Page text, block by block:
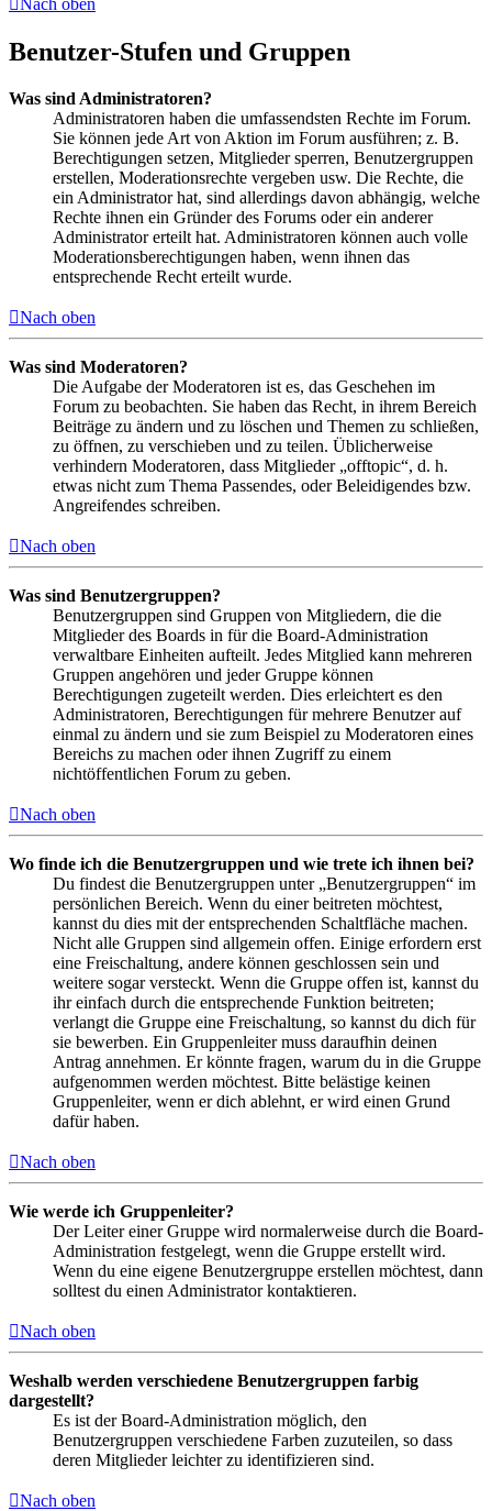
Nach oben
Benutzer-Stufen und Gruppen
Was sind Administratoren?
Administratoren haben die umfassendsten Rechte im Forum.
Sie können jede Art von Aktion im Forum ausführen; z. B.
Berechtigungen setzen, Mitglieder sperren, Benutzergruppen
erstellen, Moderationsrechte vergeben usw. Die Rechte, die
ein Administrator hat, sind allerdings davon abhängig, welche
Rechte ihnen ein Gründer des Forums oder ein anderer
Administrator erteilt hat. Administratoren können auch volle
Moderationsberechtigungen haben, wenn ihnen das
entsprechende Recht erteilt wurde.
Nach oben
Was sind Moderatoren?
Die Aufgabe der Moderatoren ist es, das Geschehen im
Forum zu beobachten. Sie haben das Recht, in ihrem Bereich
Beiträge zu ändern und zu löschen und Themen zu schließen,
zu öffnen, zu verschieben und zu teilen. Üblicherweise
verhindern Moderatoren, dass Mitglieder „offtopic“, d. h.
etwas nicht zum Thema Passendes, oder Beleidigendes bzw.
Angreifendes schreiben.
Nach oben
Was sind Benutzergruppen?
Benutzergruppen sind Gruppen von Mitgliedern, die die
Mitglieder des Boards in für die Board-Administration
verwaltbare Einheiten aufteilt. Jedes Mitglied kann mehreren
Gruppen angehören und jeder Gruppe können
Berechtigungen zugeteilt werden. Dies erleichtert es den
Administratoren, Berechtigungen für mehrere Benutzer auf
einmal zu ändern und sie zum Beispiel zu Moderatoren eines
Bereichs zu machen oder ihnen Zugriff zu einem
nichtöffentlichen Forum zu geben.
Nach oben
Wo finde ich die Benutzergruppen und wie trete ich ihnen bei?
Du findest die Benutzergruppen unter „Benutzergruppen“ im
persönlichen Bereich. Wenn du einer beitreten möchtest,
kannst du dies mit der entsprechenden Schaltfläche machen.
Nicht alle Gruppen sind allgemein offen. Einige erfordern erst
eine Freischaltung, andere können geschlossen sein und
weitere sogar versteckt. Wenn die Gruppe offen ist, kannst du
ihr einfach durch die entsprechende Funktion beitreten;
verlangt die Gruppe eine Freischaltung, so kannst du dich für
sie bewerben. Ein Gruppenleiter muss daraufhin deinen
Antrag annehmen. Er könnte fragen, warum du in die Gruppe
aufgenommen werden möchtest. Bitte belästige keinen
Gruppenleiter, wenn er dich ablehnt, er wird einen Grund
dafür haben.
Nach oben
Wie werde ich Gruppenleiter?
Der Leiter einer Gruppe wird normalerweise durch die Board-
Administration festgelegt, wenn die Gruppe erstellt wird.
Wenn du eine eigene Benutzergruppe erstellen möchtest, dann
solltest du einen Administrator kontaktieren.
Nach oben
Weshalb werden verschiedene Benutzergruppen farbig
dargestellt?
Es ist der Board-Administration möglich, den
Benutzergruppen verschiedene Farben zuzuteilen, so dass
deren Mitglieder leichter zu identifizieren sind.
Nach oben